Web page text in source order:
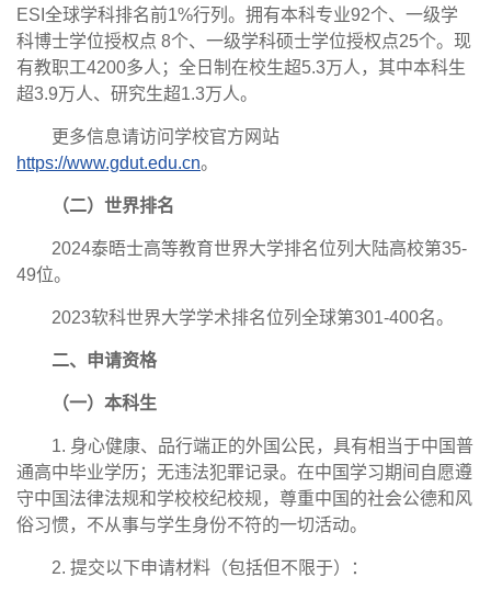
ESI全球学科排名前1%行列。拥有本科专业92个、一级学
科博士学位授权点 8个、一级学科硕士学位授权点25个。现
有教职工4200多人；全日制在校生超5.3万人，其中本科生
超3.9万人、研究生超1.3万人。
更多信息请访问学校官方网站
https://www.gdut.edu.cn。
（二）世界排名
2024泰晤士高等教育世界大学排名位列大陆高校第35-
49位。
2023软科世界大学学术排名位列全球第301-400名。
二、申请资格
（一）本科生
1. 身心健康、品行端正的外国公民，具有相当于中国普
通高中毕业学历；无违法犯罪记录。在中国学习期间自愿遵
守中国法律法规和学校校纪校规，尊重中国的社会公德和风
俗习惯，不从事与学生身份不符的一切活动。
2. 提交以下申请材料（包括但不限于）：